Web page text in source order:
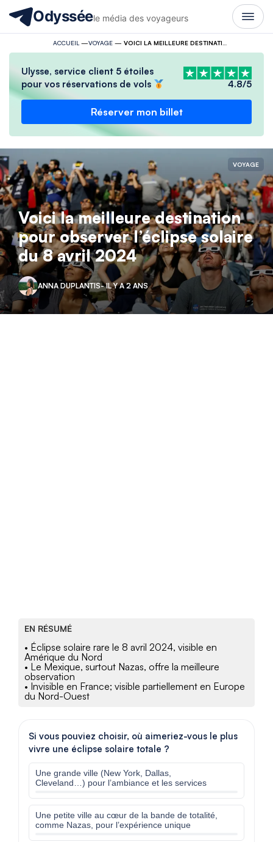
Odysséele média des voyageurs
ACCUEIL —VOYAGE—
Ulysse, service client 5 étoiles
pour vos réservations de vols
4.8/5
Réserver mon billet
VOYAGE
Voici la meilleure destination
pour observer l’éclipse solaire
du 8 avril 2024
ANNA DUPLANTIS- IL Y A 2 ANS
EN RÉSUMÉ
• Éclipse solaire rare le 8 avril 2024, visible en
Amérique du Nord
• Le Mexique, surtout Nazas, offre la meilleure
observation
• Invisible en France; visible partiellement en Europe
du Nord-Ouest
Si vous pouviez choisir, où aimeriez-vous le plus
vivre une éclipse solaire totale ?
Une grande ville (New York, Dallas,
Cleveland…) pour l’ambiance et les services
Une petite ville au cœur de la bande de totalité,
comme Nazas, pour l’expérience unique